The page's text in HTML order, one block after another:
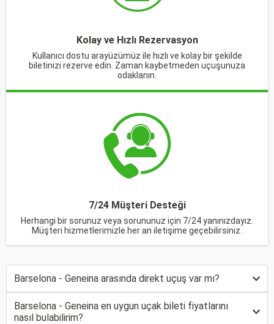
Kolay ve Hızlı Rezervasyon
Kullanıcı dostu arayüzümüz ile hızlı ve kolay bir şekilde
biletinizi rezerve edin. Zaman kaybetmeden uçuşunuza
odaklanın.
7/24 Müşteri Desteği
Herhangi bir sorunuz veya sorununuz için 7/24 yanınızdayız.
Müşteri hizmetlerimizle her an iletişime geçebilirsiniz.
Barselona - Geneina arasında direkt uçuş var mı?
Barselona - Geneina en uygun uçak bileti fiyatlarını
nasıl bulabilirim?